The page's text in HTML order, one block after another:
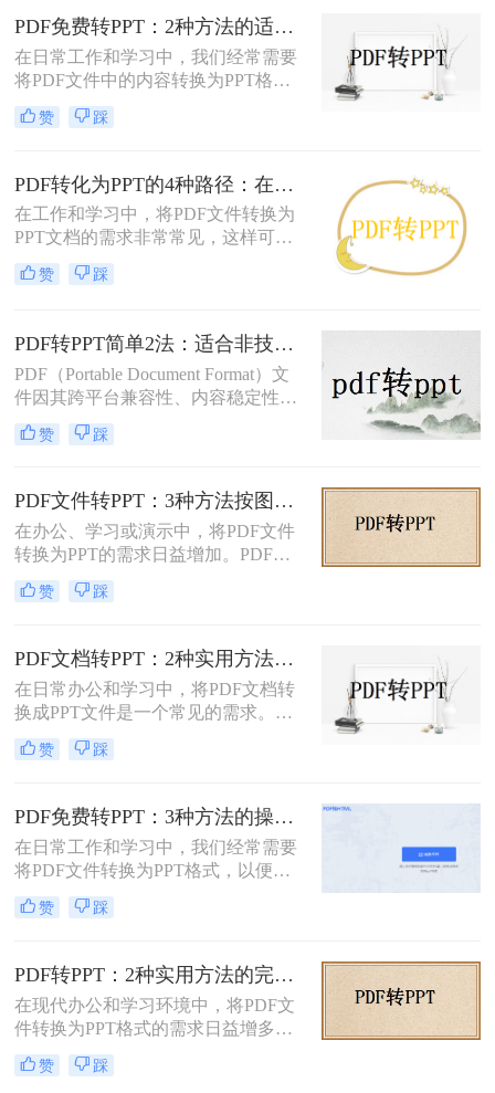
PDF免费转PPT：2种方法的适用场景和操作差异！
在日常工作和学习中，我们经常需要
将PDF文件中的内容转换为PPT格
式，以便于演示和分享。那么PDF如
何转化为PPT免费呢？以下是两种免
PPT的转换。
赞 踩
PDF转化为PPT的4种路径：在线、客户端、插件和手动各有什么区别！
在工作和学习中，将PDF文件转换为
PPT文档的需求非常常见，这样可以
方便地进行演示和分享。那么pdf如何
转化为ppt呢？本文将介绍四种常见的
求选择最合适的方式。
赞 踩
PDF转PPT简单2法：适合非技术用户的快速操作流程！
PDF（Portable Document Format）文
件因其跨平台兼容性、内容稳定性和
不易被篡改的特性，在文档分享、存
档和打印中得到了广泛应用。然而，
PPT（PowerPoint）格式，以便进行演
示、编辑或团队协作。那么PDF怎么
转换成PPT呢？本文将介绍两种将
PDF转换成PPT的方法。
赞 踩
PDF文件转PPT：3种方法按图文复杂度的转换精度排名！
在办公、学习或演示中，将PDF文件
转换为PPT的需求日益增加。PDF格
式虽然适合文档共享，但若需编辑或
重新排版内容，转换为PPT会更灵
本文将介绍几种简单实用的方法，帮
助您高效完成转换。
赞 踩
PDF文档转PPT：2种实用方法的关键参数和输出对比！
在日常办公和学习中，将PDF文档转
换成PPT文件是一个常见的需求。
PDF文件因其跨平台性和格式稳定性
而广受欢迎，但在某些情况下，我们
以便进行演示、分享或编辑。那么pdf
文档如何转化成ppt呢？本文将介绍两
种将PDF文档转化成PPT的实用方
法。
赞 踩
PDF免费转PPT：3种方法的操作步骤和常见报错处理!
在日常工作和学习中，我们经常需要
将PDF文件转换为PPT格式，以便进
行演示和分享。那么如何免费将pdf转
换成PPT呢？本文将介绍三种免费将
赞 踩
PDF转PPT：2种实用方法的完整操作流程和格式保留对比！
在现代办公和学习环境中，将PDF文
件转换为PPT格式的需求日益增多。
无论是为了更方便地编辑内容，还是
为了在演示文稿中更好地展示信息，
赞 踩